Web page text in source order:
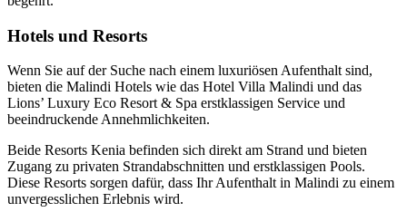
Hotels und Resorts
Wenn Sie auf der Suche nach einem luxuriösen Aufenthalt sind,
bieten die Malindi Hotels wie das Hotel Villa Malindi und das
Lions’ Luxury Eco Resort & Spa erstklassigen Service und
beeindruckende Annehmlichkeiten.
Beide Resorts Kenia befinden sich direkt am Strand und bieten
Zugang zu privaten Strandabschnitten und erstklassigen Pools.
Diese Resorts sorgen dafür, dass Ihr Aufenthalt in Malindi zu einem
unvergesslichen Erlebnis wird.